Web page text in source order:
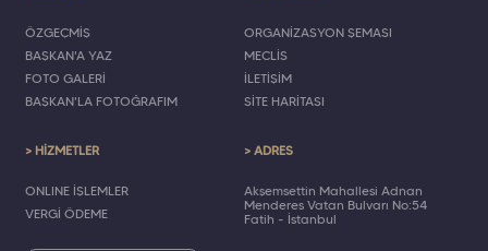
ÖZGEÇMİŞ
BAŞKAN'A YAZ
FOTO GALERİ
BAŞKAN'LA FOTOĞRAFIM
ORGANİZASYON ŞEMASI
MECLİS
İLETİŞİM
SİTE HARİTASI
> HİZMETLER
ONLINE İŞLEMLER
VERGİ ÖDEME
> ADRES
Akşemsettin Mahallesi Adnan
Menderes Vatan Bulvarı No:54
Fatih - İstanbul